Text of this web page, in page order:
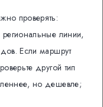
проверять:
линии,
Если маршрут
другой тип
но дешевле;